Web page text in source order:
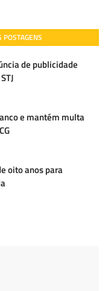
POSTAGENS
de publicidade
e mantém multa
oito anos para